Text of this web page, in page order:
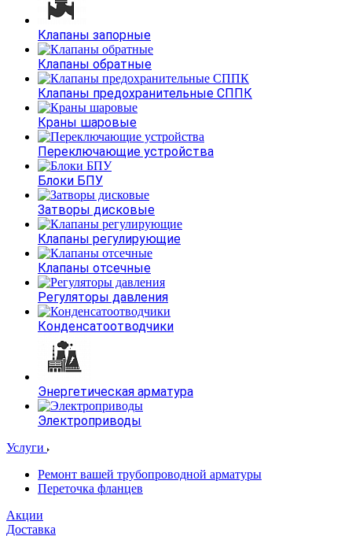
Клапаны запорные
Клапаны обратные
Клапаны предохранительные СППК
Краны шаровые
Переключающие устройства
Блоки БПУ
Затворы дисковые
Клапаны регулирующие
Клапаны отсечные
Регуляторы давления
Конденсатоотводчики
Энергетическая арматура
Электроприводы
Услуги
Ремонт вашей трубопроводной арматуры
Переточка фланцев
Акции
Доставка